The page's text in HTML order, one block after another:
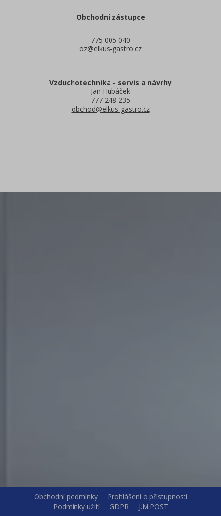
Obchodní zástupce
775 005 040
oz@elkus-gastro.cz
Vzduchotechnika - servis a návrhy
Jan Hubáček
777 248 235
obchod@elkus-gastro.cz
Obchodní podmínky
Prohlášení o přístupnosti
Podmínky užití
GDPR J.M.POST